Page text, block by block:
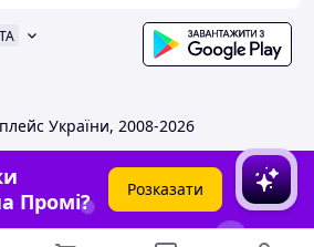
України, 2008-2026
Промі?
Розказати